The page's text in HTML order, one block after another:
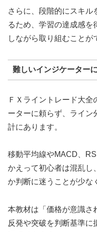
さらに、段階的にスキル
るため、学習の達成感を
しながら取り組むことが
難しいインジケーター
ＦＸライントレード大
ーターに頼らず、ライン
計にあります。
移動平均線やMACD、
かえって初心者は混乱し
か判断に迷うことが少な
本教材は「価格が意識さ
反発や突破を判断基準に